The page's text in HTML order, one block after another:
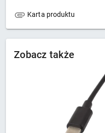
Karta produktu
Zobacz także